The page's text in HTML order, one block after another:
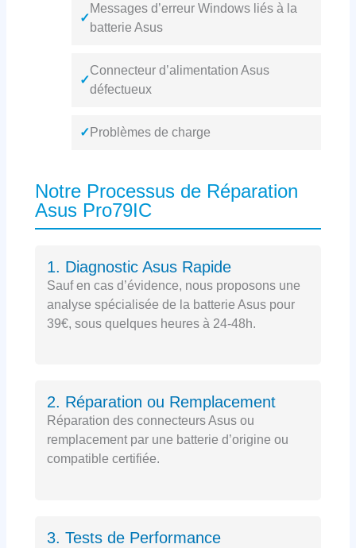
✓
Messages d’erreur Windows liés à la
batterie Asus
✓
Connecteur d’alimentation Asus
défectueux
✓ Problèmes de charge
Notre Processus de Réparation
Asus Pro79IC
1. Diagnostic Asus Rapide
Sauf en cas d’évidence, nous proposons une
analyse spécialisée de la batterie Asus pour
39€, sous quelques heures à 24-48h.
2. Réparation ou Remplacement
Réparation des connecteurs Asus ou
remplacement par une batterie d’origine ou
compatible certifiée.
3. Tests de Performance